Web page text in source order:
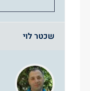
שכטר לוי